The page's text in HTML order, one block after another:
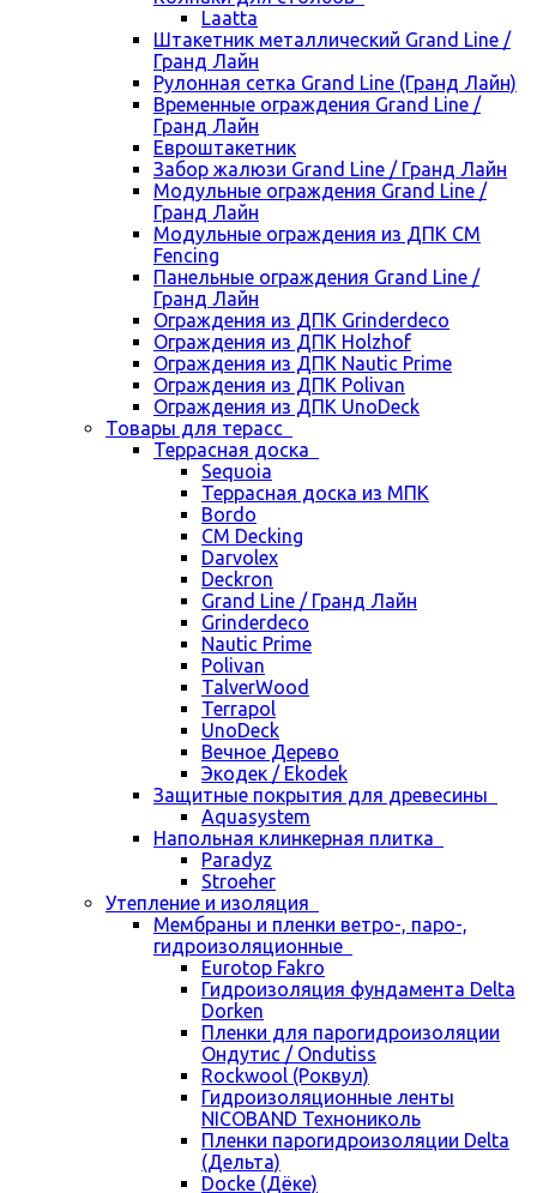
Laatta
Штакетник металлический Grand Line /
Гранд Лайн
Рулонная сетка Grand Line (Гранд Лайн)
Временные ограждения Grand Line /
Гранд Лайн
Евроштакетник
Забор жалюзи Grand Line / Гранд Лайн
Модульные ограждения Grand Line /
Гранд Лайн
Модульные ограждения из ДПК CM
Fencing
Панельные ограждения Grand Line /
Гранд Лайн
Ограждения из ДПК Grinderdeco
Ограждения из ДПК Holzhof
Ограждения из ДПК Nautic Prime
Ограждения из ДПК Polivan
Ограждения из ДПК UnoDeck
Товары для терасс
Террасная доска
Sequoia
Террасная доска из МПК
Bordo
CM Decking
Darvolex
Deckron
Grand Line / Гранд Лайн
Grinderdeco
Nautic Prime
Polivan
TalverWood
Terrapol
UnoDeck
Вечное Дерево
Экодек / Ekodek
Защитные покрытия для древесины
Aquasystem
Напольная клинкерная плитка
Paradyz
Stroeher
Утепление и изоляция
Мембраны и пленки ветро-, паро-,
гидроизоляционные
Eurotop Fakro
Гидроизоляция фундамента Delta
Dorken
Пленки для парогидроизоляции
Ондутис / Ondutiss
Rockwool (Роквул)
Гидроизоляционные ленты
NICOBAND Технониколь
Пленки парогидроизоляции Delta
(Дельта)
Docke (Дёке)